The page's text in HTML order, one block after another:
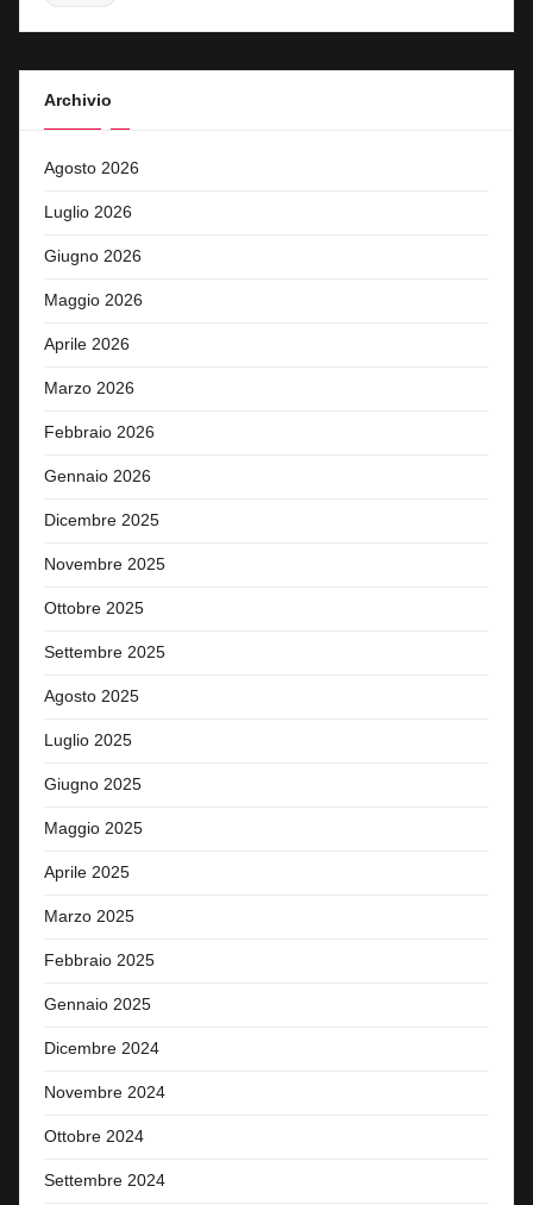
Archivio
Agosto 2026
Luglio 2026
Giugno 2026
Maggio 2026
Aprile 2026
Marzo 2026
Febbraio 2026
Gennaio 2026
Dicembre 2025
Novembre 2025
Ottobre 2025
Settembre 2025
Agosto 2025
Luglio 2025
Giugno 2025
Maggio 2025
Aprile 2025
Marzo 2025
Febbraio 2025
Gennaio 2025
Dicembre 2024
Novembre 2024
Ottobre 2024
Settembre 2024